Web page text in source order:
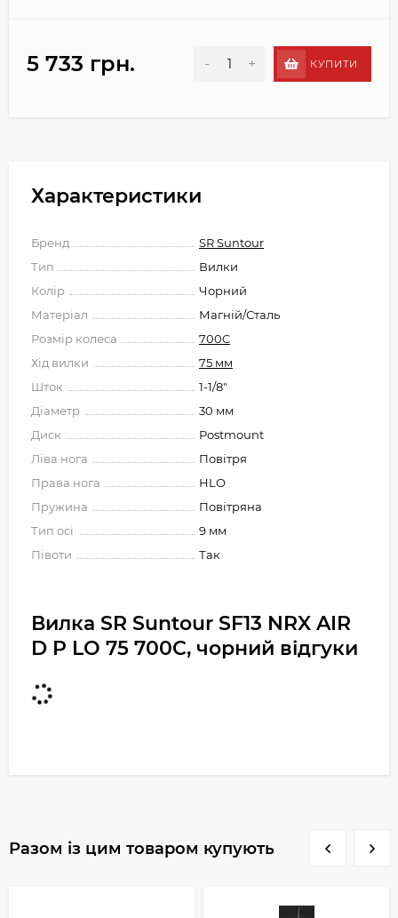
5 733 грн. - + КУПИТИ
Характеристики
Бренд
SR Suntour
Тип
Вилки
Колір
Чорний
Матеріал
Магній/Сталь
Розмір колеса
700C
Хід вилки
75 мм
Шток
1-1/8"
Діаметр
30 мм
Диск
Postmount
Ліва нога
Повітря
Права нога
HLO
Пружина
Повітряна
Тип осі
9 мм
Півоти
Так
Вилка SR Suntour SF13 NRX AIR
D P LO 75 700C, чорний відгуки
Разом із цим товаром купують